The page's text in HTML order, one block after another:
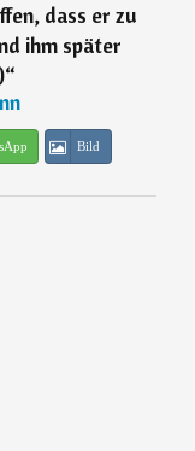
dass er zu
ihm später
“
Bild